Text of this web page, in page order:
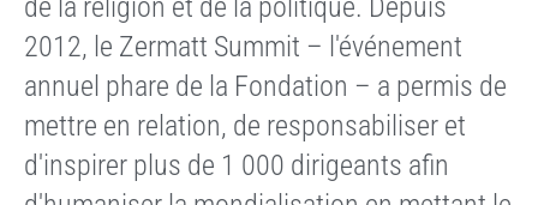
de la religion et de la politique. Depuis
2012, le Zermatt Summit – l'événement
annuel phare de la Fondation – a permis de
mettre en relation, de responsabiliser et
d'inspirer plus de 1 000 dirigeants afin